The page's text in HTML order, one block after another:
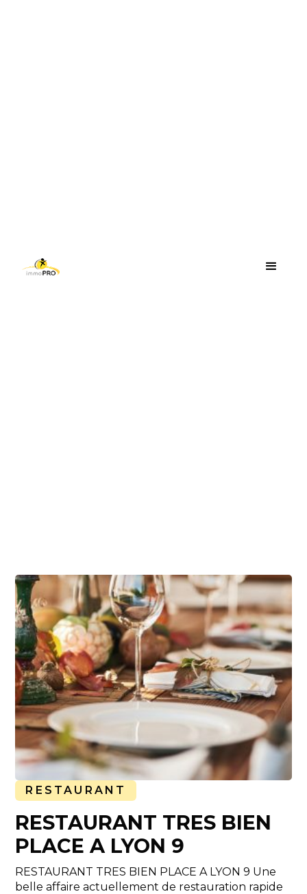
RESTAURANT
RESTAURANT TRES BIEN
PLACE A LYON 9
RESTAURANT TRES BIEN PLACE A LYON 9 Une
belle affaire actuellement de restauration rapide